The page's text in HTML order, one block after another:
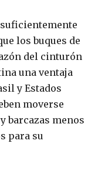
los buques de
del cinturón
una ventaja
y Estados
moverse
barcazas menos
para su